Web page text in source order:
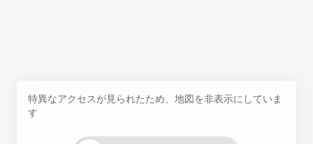
特異なアクセスが見られたため、地図を非表示にしていま
す